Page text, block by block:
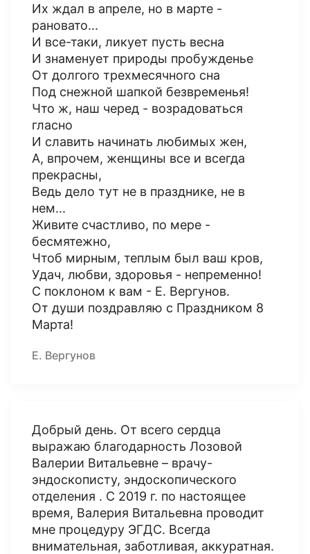
Их ждал в апреле, но в марте -
рановато...
И все-таки, ликует пусть весна
И знаменует природы пробужденье
От долгого трехмесячного сна
Под снежной шапкой безвременья!
Что ж, наш черед - возрадоваться
гласно
И славить начинать любимых жен,
А, впрочем, женщины все и всегда
прекрасны,
Ведь дело тут не в празднике, не в
нем...
Живите счастливо, по мере -
бесмятежно,
Чтоб мирным, теплым был ваш кров,
Удач, любви, здоровья - непременно!
С поклоном к вам - Е. Вергунов.
От души поздравляю с Праздником 8
Марта!
Е. Вергунов
Добрый день. От всего сердца
выражаю благодарность Лозовой
Валерии Витальевне – врачу-
эндоскописту, эндоскопического
отделения . С 2019 г. по настоящее
время, Валерия Витальевна проводит
мне процедуру ЭГДС. Всегда
внимательная, заботливая, аккуратная.